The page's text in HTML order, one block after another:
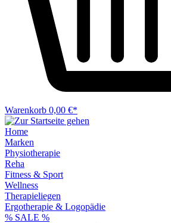
Warenkorb 0,00 €*
Home
Marken
Physiotherapie
Reha
Fitness & Sport
Wellness
Therapieliegen
Ergotherapie & Logopädie
% SALE %